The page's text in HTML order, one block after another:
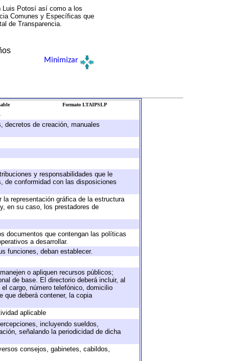
Luis Potosí así como a los
Comunes y Específicas que
de Transparencia.
Minimizar
Formato LTAIPSLP
decretos de creación, manuales
y responsabilidades que le
de conformidad con las disposiciones
representación gráfica de la estructura
en su caso, los prestadores de
documentos que contengan las políticas
a desarrollar.
funciones, deban establecer.
o apliquen recursos públicos;
de base. El directorio deberá incluir, al
cargo, número telefónico, domicilio
que deberá contener, la copia
aplicable
incluyendo sueldos,
señalando la periodicidad de dicha
consejos, gabinetes, cabildos,